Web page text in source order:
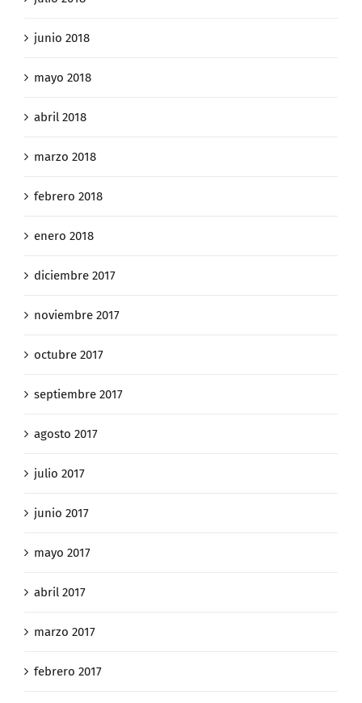
junio 2018
mayo 2018
abril 2018
marzo 2018
febrero 2018
enero 2018
diciembre 2017
noviembre 2017
octubre 2017
septiembre 2017
agosto 2017
julio 2017
junio 2017
mayo 2017
abril 2017
marzo 2017
febrero 2017